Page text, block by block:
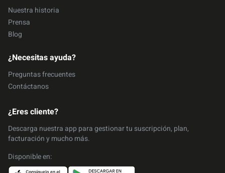
Nuestra historia
Prensa
Blog
¿Necesitas ayuda?
Preguntas frecuentes
Contáctanos
¿Eres cliente?
Descarga nuestra app para gestionar tu suscripción, plan,
facturación y mucho más.
Disponible en: